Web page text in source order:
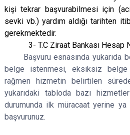
kişi tekrar başvurabilmesi için
sevki vb.) yardım aldığı tarihten
gerekmektedir.
3- T.C Ziraat Bankası Hesap
Başvuru esnasında yukarıda
belge istenmesi, eksiksiz belge
rağmen hizmetin belirtilen
yukarıdaki tabloda bazı
durumunda ilk müracaat yerine
başvurunuz.